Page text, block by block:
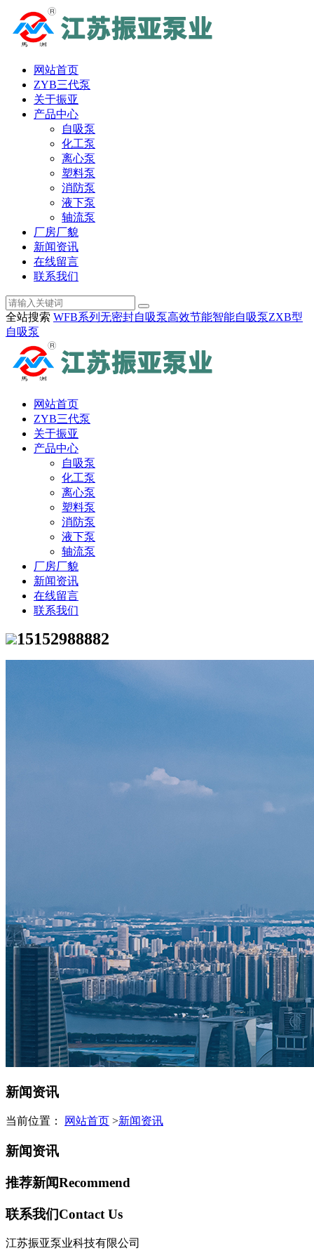
网站首页
ZYB三代泵
关于振亚
产品中心
自吸泵
化工泵
离心泵
塑料泵
消防泵
液下泵
轴流泵
厂房厂貌
新闻资讯
在线留言
联系我们
全站搜索 WFB系列无密封自吸泵高效节能智能自吸泵ZXB型
自吸泵
网站首页
ZYB三代泵
关于振亚
产品中心
自吸泵
化工泵
离心泵
塑料泵
消防泵
液下泵
轴流泵
厂房厂貌
新闻资讯
在线留言
联系我们
15152988882
新闻资讯
当前位置： 网站首页 >新闻资讯
新闻资讯
推荐新闻Recommend
联系我们Contact Us
江苏振亚泵业科技有限公司